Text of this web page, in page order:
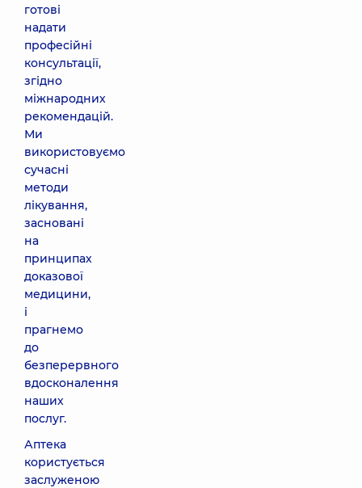
готові
надати
професійні
консультації,
згідно
міжнародних
рекомендацій.
Ми
використовуємо
сучасні
методи
лікування,
засновані
на
принципах
доказової
медицини,
і
прагнемо
до
безперервного
вдосконалення
наших
послуг.
Аптека
користується
заслуженою